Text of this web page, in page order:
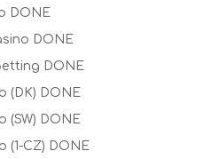
DONE
DONE
DONE
(DK) DONE
(SW) DONE
(1-CZ) DONE